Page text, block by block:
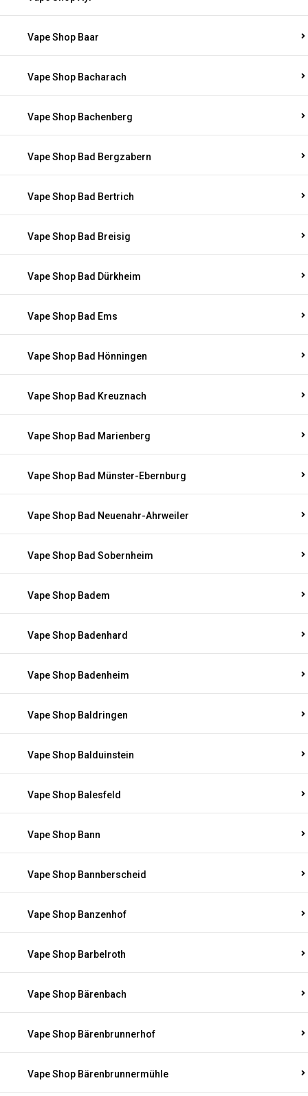
Vape Shop Baar
Vape Shop Bacharach
Vape Shop Bachenberg
Vape Shop Bad Bergzabern
Vape Shop Bad Bertrich
Vape Shop Bad Breisig
Vape Shop Bad Dürkheim
Vape Shop Bad Ems
Vape Shop Bad Hönningen
Vape Shop Bad Kreuznach
Vape Shop Bad Marienberg
Vape Shop Bad Münster-Ebernburg
Vape Shop Bad Neuenahr-Ahrweiler
Vape Shop Bad Sobernheim
Vape Shop Badem
Vape Shop Badenhard
Vape Shop Badenheim
Vape Shop Baldringen
Vape Shop Balduinstein
Vape Shop Balesfeld
Vape Shop Bann
Vape Shop Bannberscheid
Vape Shop Banzenhof
Vape Shop Barbelroth
Vape Shop Bärenbach
Vape Shop Bärenbrunnerhof
Vape Shop Bärenbrunnermühle